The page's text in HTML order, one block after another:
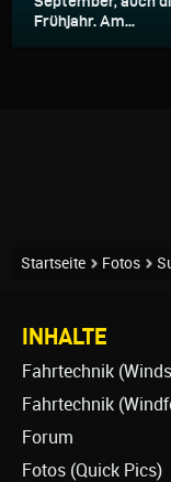
Frühjahr. Am...
Startseite Fotos
INHALTE
Fahrtechnik
Fahrtechnik
Forum
Fotos (Quick Pics)